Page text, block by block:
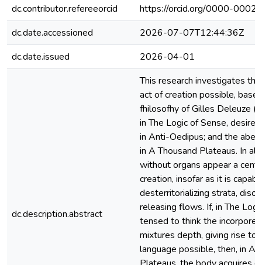
dc.contributor.refereeorcid
https://orcid.org/0000-
dc.date.accessioned
2026-07-07T12:44:36Z
dc.date.issued
2026-04-01
dc.description.abstract
This research investigates
act of creation possible,
fhilosofhy of Gilles Deleuze
in The Logic of Sense, desire
in Anti-Oedipus; and the
in A Thousand Plateaus. In
without organs appear a
creation, insofar as it is
desterritorializing strata,
releasing flows. If, in The
tensed to think the
mixtures depth, giving rise to
language possible, then, in